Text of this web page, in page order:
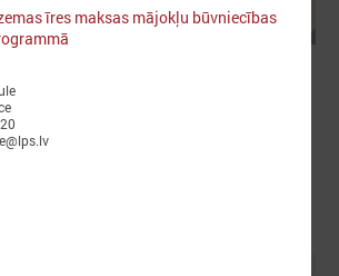
par iespējamām izmaiņām
pakalpojumu organizēšanā
īres maksas mājokļu būvniecības